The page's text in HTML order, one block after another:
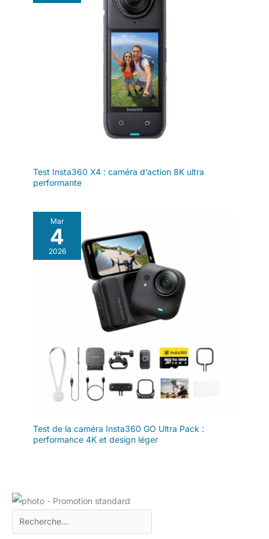
Test Insta360 X4 : caméra d’action 8K ultra
performante
Mar
4
2026
Test de la caméra Insta360 GO Ultra Pack :
performance 4K et design léger